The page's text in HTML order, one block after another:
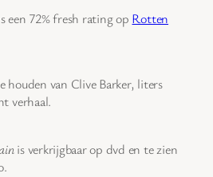
een 72% fresh rating op Rotten
houden van Clive Barker, liters
verhaal.
is verkrijgbaar op dvd en te zien